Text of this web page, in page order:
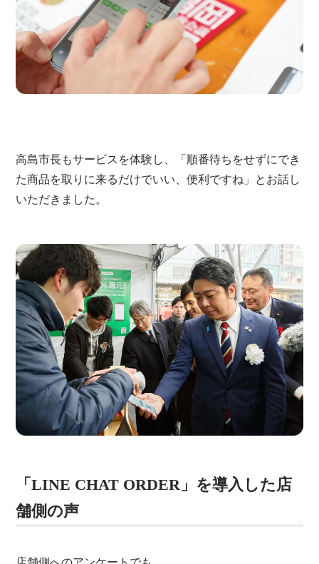
高島市長もサービスを体験し、「順番待ちをせずにでき
た商品を取りに来るだけでいい、便利ですね」とお話し
いただきました。
「LINE CHAT ORDER」を導入した店
舗側の声